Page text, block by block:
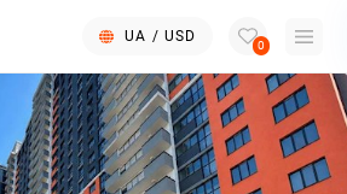
UA / USD
0